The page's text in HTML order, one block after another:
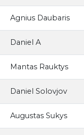
Agnius Daubaris
Daniel A
Mantas Rauktys
Daniel Solovjov
Augustas Sukys